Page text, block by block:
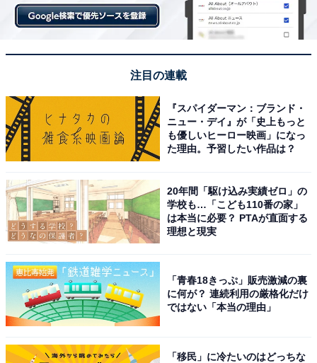
地方出身者が多いイメージがある「首都圏の鉄
道路線」ランキング！ 2位「埼京線」、1位は？
1 2
注目の連載
『スパイダーマン：ブランド・
ニュー・デイ』が「史上もっと
も優しいヒーロー映画」になっ
た理由。予習したい作品は？
20年間「駆け込み実績ゼロ」の
学校も…「こども110番の家」
は本当に必要？ PTAが直面する
理想と現実
「青春18きっぷ」販売激減の裏
に何が？ 連続利用の厳格化だけ
ではない「本当の理由」
「移民」に冷たいのはどっちな